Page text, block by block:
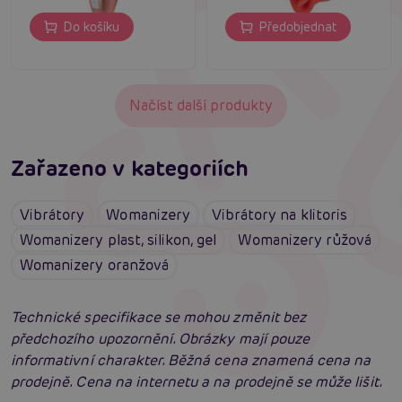
Do košíku Předobjednat
Načíst další produkty
Zařazeno v kategoriích
Vibrátory Womanizery
Vibrátory na klitoris
Womanizery plast, silikon, gel
Womanizery růžová
Womanizery oranžová
Technické specifikace se mohou změnit bez
předchozího upozornění. Obrázky mají pouze
informativní charakter. Běžná cena znamená cena na
prodejně. Cena na internetu a na prodejně se může lišit.